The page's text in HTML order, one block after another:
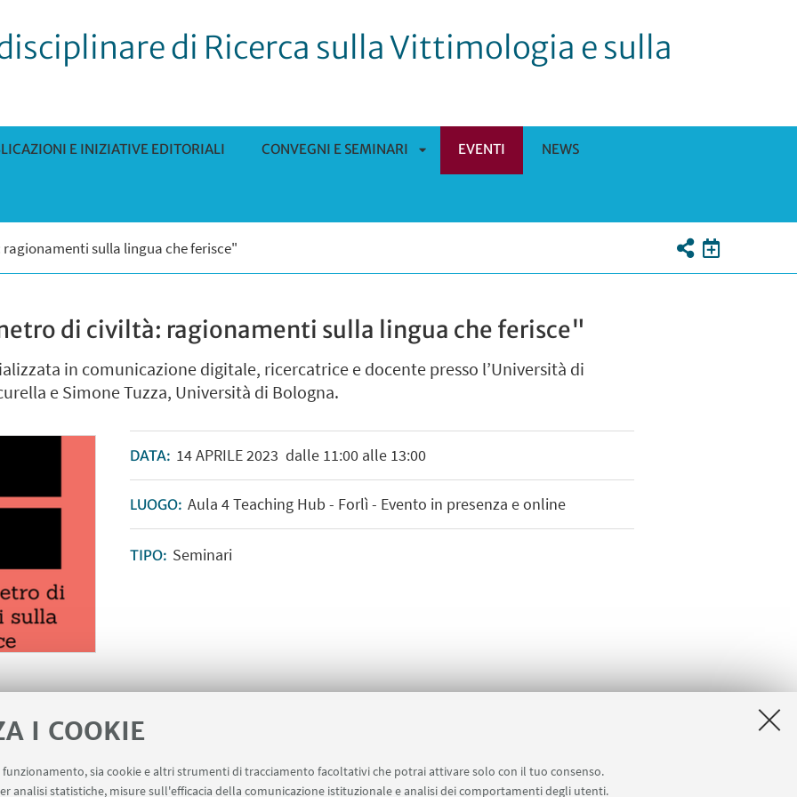
I COOKIE
sia cookie e altri strumenti di tracciamento facoltativi che potrai attivare solo con il tuo consenso.
analisi statistiche, misure sull'efficacia della comunicazione istituzionale e analisi dei comportamenti degli utenti.
di Ricerca sulla Vittimologia e sulla
E INIZIATIVE EDITORIALI CONVEGNI E SEMINARI EVENTI NEWS
sulla lingua che ferisce"
di civiltà: ragionamenti sulla lingua che ferisce"
in comunicazione digitale, ricercatrice e docente presso l’Università di
e Simone Tuzza, Università di Bologna.
DATA: 14APRILE2023 dalle 11:00 alle 13:00
LUOGO: Aula 4 Teaching Hub - Forlì - Evento in presenza e online
TIPO: Seminari